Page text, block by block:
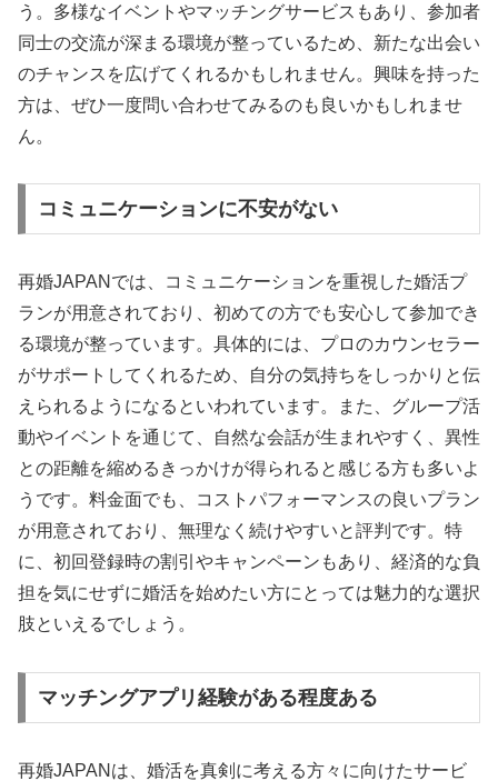
う。多様なイベントやマッチングサービスもあり、参加者
同士の交流が深まる環境が整っているため、新たな出会い
のチャンスを広げてくれるかもしれません。興味を持った
方は、ぜひ一度問い合わせてみるのも良いかもしれませ
ん。
コミュニケーションに不安がない
再婚JAPANでは、コミュニケーションを重視した婚活プ
ランが用意されており、初めての方でも安心して参加でき
る環境が整っています。具体的には、プロのカウンセラー
がサポートしてくれるため、自分の気持ちをしっかりと伝
えられるようになるといわれています。また、グループ活
動やイベントを通じて、自然な会話が生まれやすく、異性
との距離を縮めるきっかけが得られると感じる方も多いよ
うです。料金面でも、コストパフォーマンスの良いプラン
が用意されており、無理なく続けやすいと評判です。特
に、初回登録時の割引やキャンペーンもあり、経済的な負
担を気にせずに婚活を始めたい方にとっては魅力的な選択
肢といえるでしょう。
マッチングアプリ経験がある程度ある
再婚JAPANは、婚活を真剣に考える方々に向けたサービ